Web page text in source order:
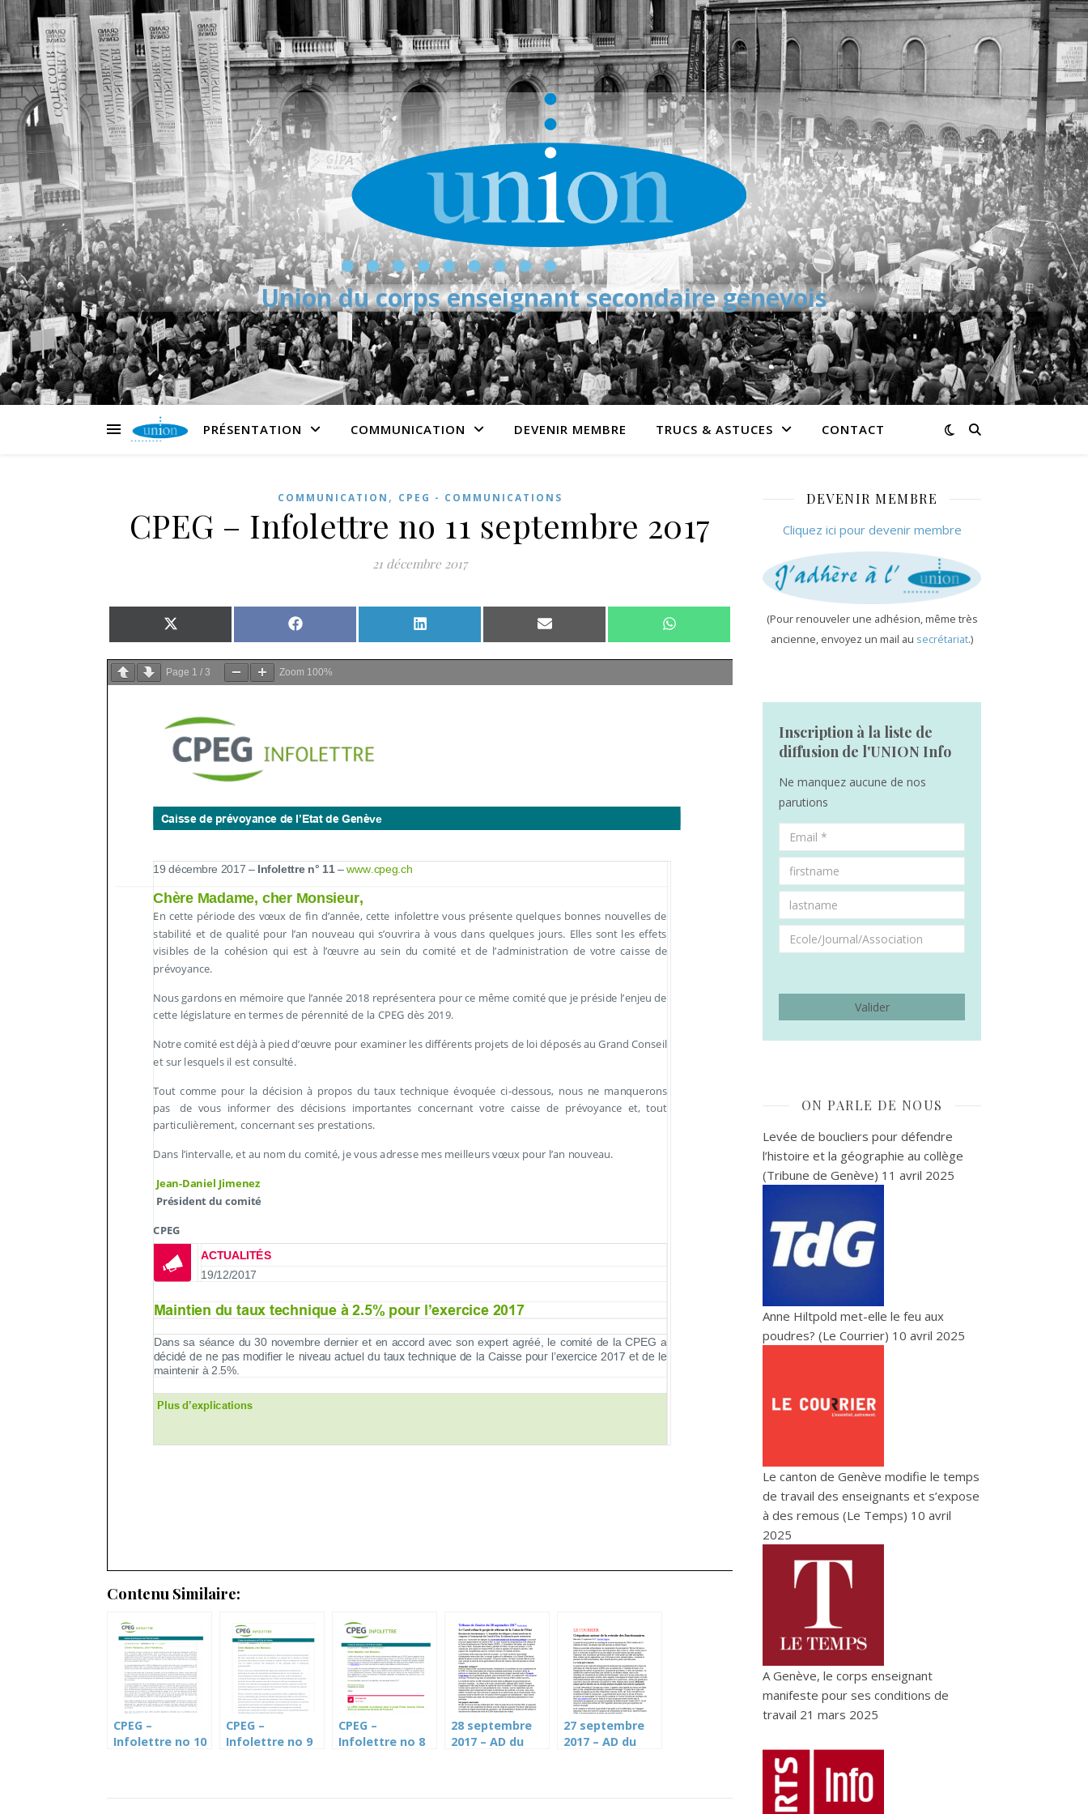
Union du corps enseignant secondaire genevois
PRÉSENTATION COMMUNICATION DEVENIR MEMBRE TRUCS & ASTUCES CONTACT
COMMUNICATION , CPEG - COMMUNICATIONS
CPEG – Infolettre no 11 septembre 2017
21 décembre 2017
Share on X (Twitter) Share on Facebook Share on LinkedIn Share on Email Share on WhatsApp
Page 1 / 3 Zoom 100%
Contenu Similaire:
CPEG –
Infolettre no 10
CPEG –
Infolettre no 9
CPEG –
Infolettre no 8
28 septembre
2017 – AD du
27 septembre
2017 – AD du
DEVENIR MEMBRE
Cliquez ici pour devenir membre
(Pour renouveler une adhésion, même très
ancienne, envoyez un mail au secrétariat.)
Inscription à la liste de
diffusion de l'UNION Info
Ne manquez aucune de nos
parutions
ON PARLE DE NOUS
Levée de boucliers pour défendre
l’histoire et la géographie au collège
(Tribune de Genève) 11 avril 2025
Anne Hiltpold met-elle le feu aux
poudres? (Le Courrier) 10 avril 2025
Le canton de Genève modifie le temps
de travail des enseignants et s’expose
à des remous (Le Temps) 10 avril
2025
A Genève, le corps enseignant
manifeste pour ses conditions de
travail 21 mars 2025